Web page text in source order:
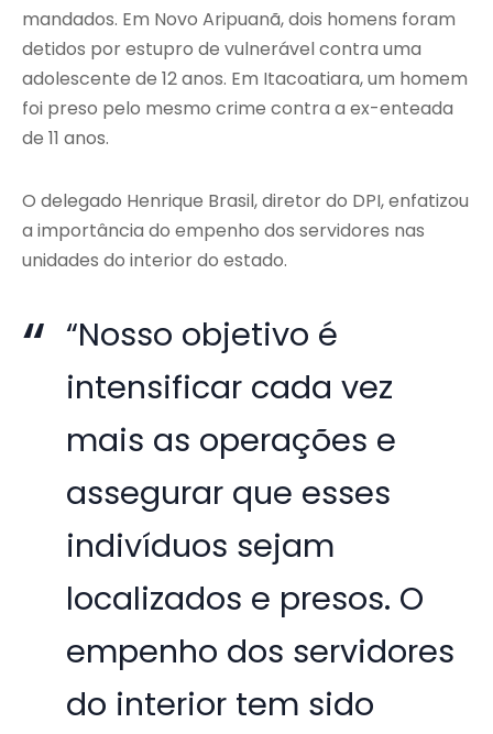
mandados. Em Novo Aripuanã, dois homens foram
detidos por estupro de vulnerável contra uma
adolescente de 12 anos. Em Itacoatiara, um homem
foi preso pelo mesmo crime contra a ex-enteada
de 11 anos.
O delegado Henrique Brasil, diretor do DPI, enfatizou
a importância do empenho dos servidores nas
unidades do interior do estado.
“Nosso objetivo é
intensificar cada vez
mais as operações e
assegurar que esses
indivíduos sejam
localizados e presos. O
empenho dos servidores
do interior tem sido